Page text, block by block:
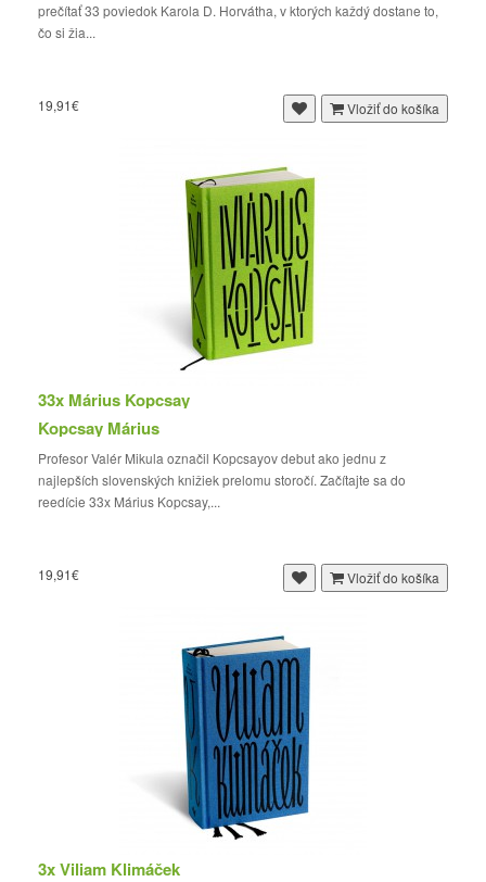
prečítať 33 poviedok Karola D. Horvátha, v ktorých každý dostane to,
čo si žia...
19,91€ Vložiť do košíka
33x Márius Kopcsay
Kopcsay Márius
Profesor Valér Mikula označil Kopcsayov debut ako jednu z
najlepších slovenských knižiek prelomu storočí. Začítajte sa do
reedície 33x Márius Kopcsay,...
19,91€ Vložiť do košíka
3x Viliam Klimáček